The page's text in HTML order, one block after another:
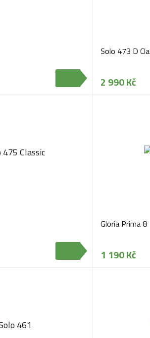
Solo 473 D
2 990 Kč
Gloria Prima 8
1 190 Kč